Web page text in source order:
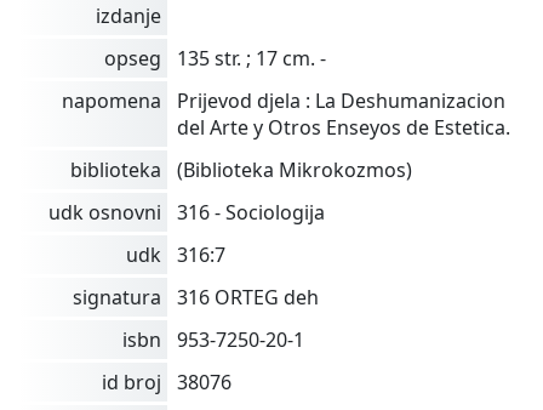
izdanje
opseg
135 str. ; 17 cm. -
napomena
Prijevod djela : La Deshumanizacion
del Arte y Otros Enseyos de Estetica.
biblioteka
(Biblioteka Mikrokozmos)
udk osnovni
316 - Sociologija
udk 316:7
signatura
316 ORTEG deh
isbn
953-7250-20-1
id broj
38076